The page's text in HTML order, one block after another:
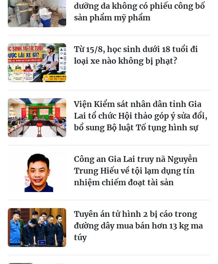
dưỡng da không có phiếu công bố
sản phẩm mỹ phẩm
Từ 15/8, học sinh dưới 18 tuổi đi
loại xe nào không bị phạt?
Viện Kiểm sát nhân dân tỉnh Gia
Lai tổ chức Hội thảo góp ý sửa đổi,
bổ sung Bộ luật Tố tụng hình sự
Công an Gia Lai truy nã Nguyễn
Trung Hiếu về tội lạm dụng tín
nhiệm chiếm đoạt tài sản
Tuyên án tử hình 2 bị cáo trong
đường dây mua bán hơn 13 kg ma
túy